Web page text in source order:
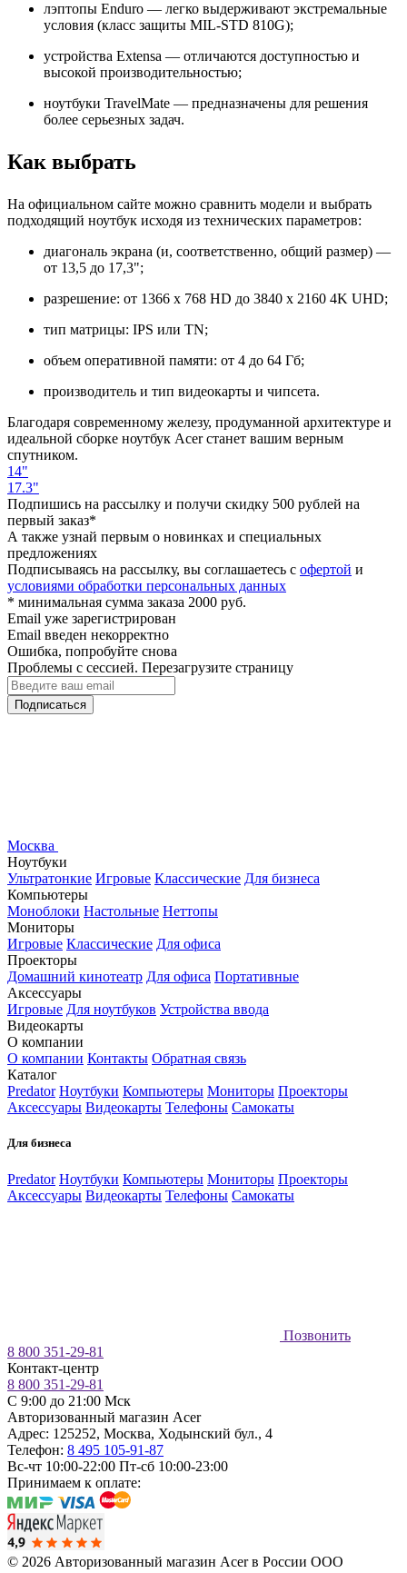
лэптопы Enduro — легко выдерживают экстремальные
условия (класс защиты MIL-STD 810G);
устройства Extensa — отличаются доступностью и
высокой производительностью;
ноутбуки TravelMate — предназначены для решения
более серьезных задач.
Как выбрать
На официальном сайте можно сравнить модели и выбрать
подходящий ноутбук исходя из технических параметров:
диагональ экрана (и, соответственно, общий размер) —
от 13,5 до 17,3";
разрешение: от 1366 x 768 HD до 3840 x 2160 4K UHD;
тип матрицы: IPS или TN;
объем оперативной памяти: от 4 до 64 Гб;
производитель и тип видеокарты и чипсета.
Благодаря современному железу, продуманной архитектуре и
идеальной сборке ноутбук Acer станет вашим верным
спутником.
14"
17.3"
Подпишись на рассылку и получи скидку 500 рублей на
первый заказ*
А также узнай первым о новинках и специальных
предложениях
Подписываясь на рассылку, вы соглашаетесь с офертой и
условиями обработки персональных данных
* минимальная сумма заказа 2000 руб.
Email уже зарегистрирован
Email введен некорректно
Ошибка, попробуйте снова
Проблемы с сессией. Перезагрузите страницу
Подписаться
Москва
Ноутбуки
Ультратонкие Игровые Классические Для бизнеса
Компьютеры
Моноблоки Настольные Неттопы
Мониторы
Игровые Классические Для офиса
Проекторы
Домашний кинотеатр Для офиса Портативные
Аксессуары
Игровые Для ноутбуков Устройства ввода
Видеокарты
О компании
О компании Контакты Обратная связь
Каталог
Predator Ноутбуки Компьютеры Мониторы Проекторы
Аксессуары Видеокарты Телефоны Самокаты
Для бизнеса
Predator Ноутбуки Компьютеры Мониторы Проекторы
Аксессуары Видеокарты Телефоны Самокаты
Позвонить
8 800 351-29-81
Контакт-центр
8 800 351-29-81
C 9:00 до 21:00 Мск
Авторизованный магазин Acer
Адрес: 125252, Москва, Ходынский бул., 4
Телефон: 8 495 105-91-87
Вс-чт 10:00-22:00 Пт-сб 10:00-23:00
Принимаем к оплате:
© 2026 Авторизованный магазин Acer в России ООО